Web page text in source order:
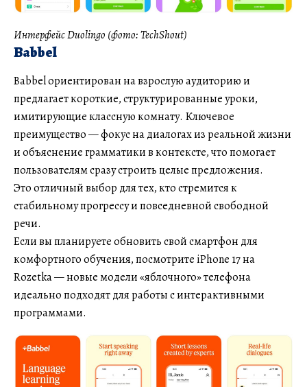
Интерфейс Duolingo (фото: TechShout)
Babbel
Babbel ориентирован на взрослую аудиторию и
предлагает короткие, структурированные уроки,
имитирующие классную комнату. Ключевое
преимущество — фокус на диалогах из реальной жизни
и объяснение грамматики в контексте, что помогает
пользователям сразу строить целые предложения.
Это отличный выбор для тех, кто стремится к
стабильному прогрессу и повседневной свободной
речи.
Если вы планируете обновить свой смартфон для
комфортного обучения, посмотрите iPhone 17 на
Rozetka — новые модели «яблочного» телефона
идеально подходят для работы с интерактивными
программами.